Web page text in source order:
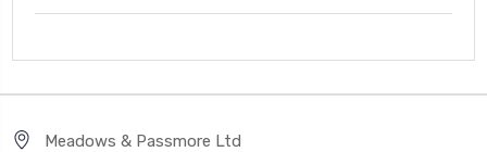
Meadows & Passmore Ltd